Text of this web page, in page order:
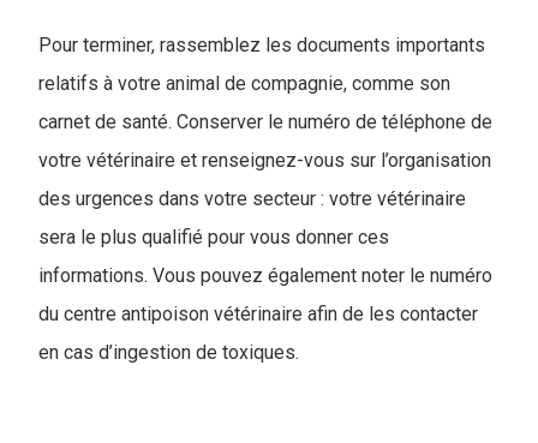
Pour terminer, rassemblez les documents importants
relatifs à votre animal de compagnie, comme son
carnet de santé. Conserver le numéro de téléphone de
votre vétérinaire et renseignez-vous sur l’organisation
des urgences dans votre secteur : votre vétérinaire
sera le plus qualifié pour vous donner ces
informations. Vous pouvez également noter le numéro
du centre antipoison vétérinaire afin de les contacter
en cas d’ingestion de toxiques.